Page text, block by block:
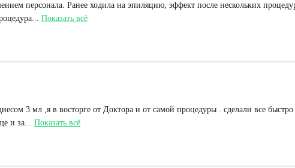
персонала. Ранее ходила на эпиляцию, эффект после нескольких
Показать всё
3 мл ,я в восторге от Доктора и от самой процедуры . сделали все быстро
и за... Показать всё